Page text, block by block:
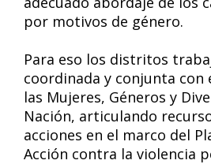
por motivos de género.
Para eso los distritos
coordinada y conjunta con
las Mujeres, Géneros y
Nación, articulando
acciones en el marco del
Acción contra la violencia